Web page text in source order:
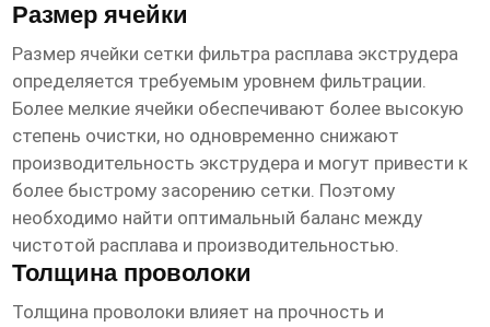
Размер ячейки
Размер ячейки сетки фильтра расплава экструдера
определяется требуемым уровнем фильтрации.
Более мелкие ячейки обеспечивают более высокую
степень очистки, но одновременно снижают
производительность экструдера и могут привести к
более быстрому засорению сетки. Поэтому
необходимо найти оптимальный баланс между
чистотой расплава и производительностью.
Толщина проволоки
Толщина проволоки влияет на прочность и